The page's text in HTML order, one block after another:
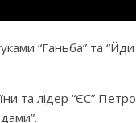
“Ганьба” та “Йди
та лідер “ЄС” Петро